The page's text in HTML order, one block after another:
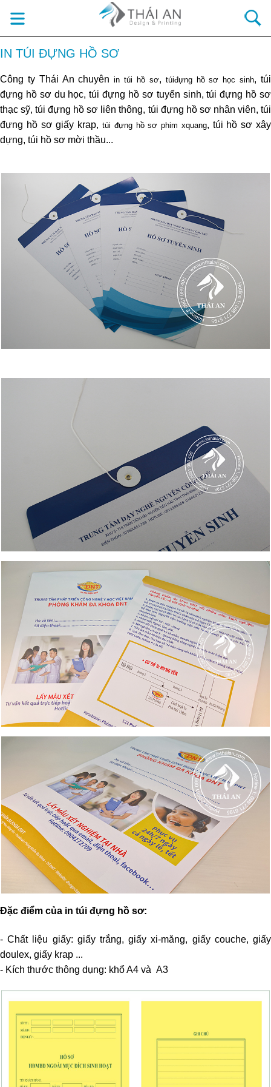
IN TÚI ĐỰNG HỒ SƠ
Công ty Thái An chuyên in túi hồ sơ, túiđựng hồ sơ học sinh, túi
đựng hồ sơ du học, túi đựng hồ sơ tuyển sinh, túi đựng hồ sơ
thạc sỹ, túi đựng hồ sơ liên thông, túi đựng hồ sơ nhân viên, túi
đựng hồ sơ giấy krap, túi đựng hồ sơ phim xquang, túi hồ sơ xây
dựng, túi hồ sơ mời thầu...
Đặc điểm của in túi đựng hồ sơ:
- Chất liệu giấy: giấy trắng, giấy xi-măng, giấy couche, giấy
doulex, giấy krap ...
- Kích thước thông dụng: khổ A4 và A3